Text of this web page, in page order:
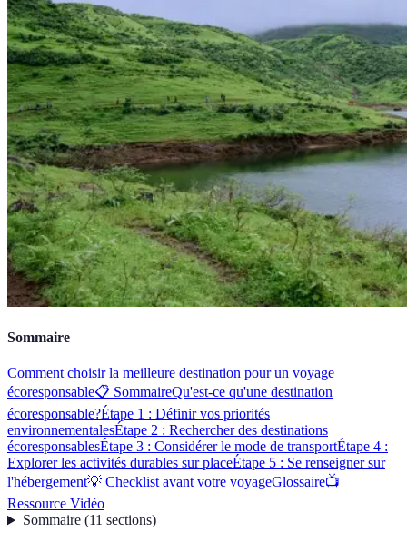
Sommaire
Comment choisir la meilleure destination pour un voyage
écoresponsable📋 SommaireQu'est-ce qu'une destination
écoresponsable?Étape 1 : Définir vos priorités
environnementalesÉtape 2 : Rechercher des destinations
écoresponsablesÉtape 3 : Considérer le mode de transportÉtape 4 :
Explorer les activités durables sur placeÉtape 5 : Se renseigner sur
l'hébergement💡 Checklist avant votre voyageGlossaire📺
Ressource Vidéo
Sommaire(11 sections)